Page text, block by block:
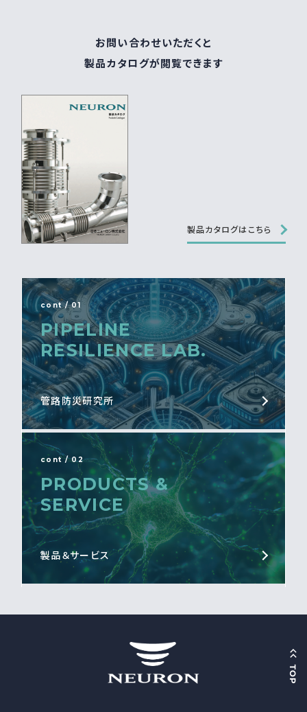
お問い合わせいただくと
製品カタログが閲覧できます
製品カタログはこちら
cont / 01
PIPELINE
RESILIENCE LAB.
管路防災研究所
cont / 02
PRODUCTS &
SERVICE
製品＆サービス